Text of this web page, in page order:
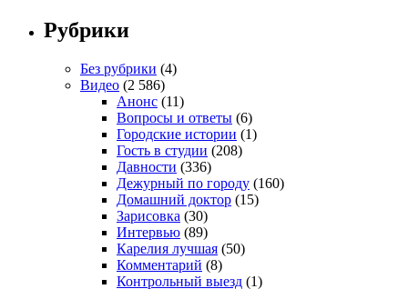
Рубрики
Без рубрики (4)
Видео (2 586)
Анонс (11)
Вопросы и ответы (6)
Городские истории (1)
Гость в студии (208)
Давности (336)
Дежурный по городу (160)
Домашний доктор (15)
Зарисовка (30)
Интервью (89)
Карелия лучшая (50)
Комментарий (8)
Контрольный выезд (1)